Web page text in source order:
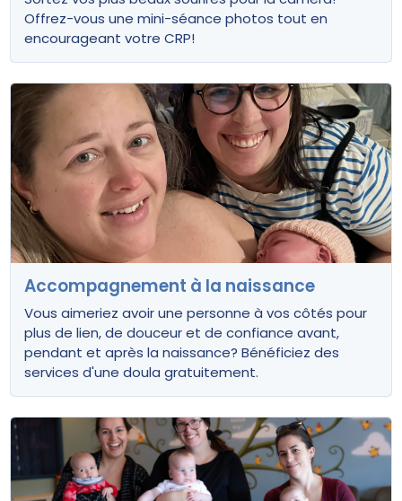
Offrez-vous une mini-séance photos tout en
encourageant votre CRP!
Accompagnement à la naissance
Vous aimeriez avoir une personne à vos côtés pour
plus de lien, de douceur et de confiance avant,
pendant et après la naissance? Bénéficiez des
services d'une doula gratuitement.